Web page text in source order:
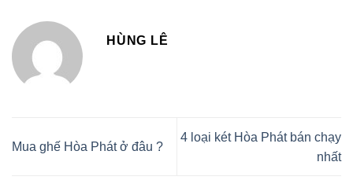
HÙNG LÊ
Mua ghế Hòa Phát ở đâu ?
4 loại két Hòa Phát bán chạy
nhất